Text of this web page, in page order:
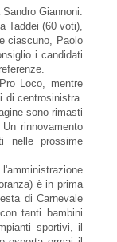
Giannoni:
Taddei (60 voti),
ciascuno, Paolo
i candidati
Loco, mentre
di centrosinistra.
sono rimasti
rinnovamento
nelle prossime
è in prima
di Carnevale
tanti bambini
sportivi, il